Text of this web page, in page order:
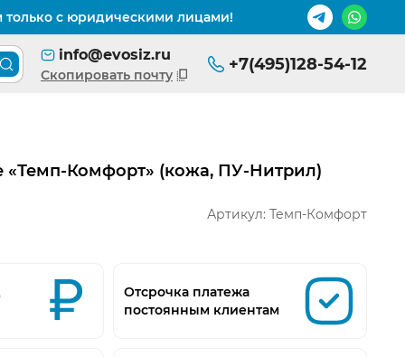
только с юридическими лицами!
Поиск товара по каталогу
info@evosiz.ru
Скопировать почту
+7(495)128-54-12
«Темп-Комфорт» (кожа, ПУ-Нитрил)
Артикул: Темп-Комфорт
Отсрочка платежа
постоянным клиентам